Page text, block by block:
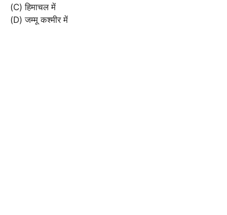
(C) हिमाचल में
(D) जम्मू कश्मीर में